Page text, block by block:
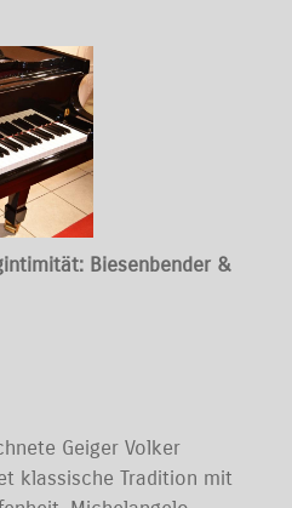
Biesenbender &
Geiger Volker
klassische Tradition mit